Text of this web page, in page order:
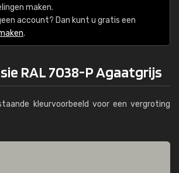
maken.
account? Dan kunt u gratis een
.
RAL 7038-P Agaatgrijs
kleurvoorbeeld voor een vergroting